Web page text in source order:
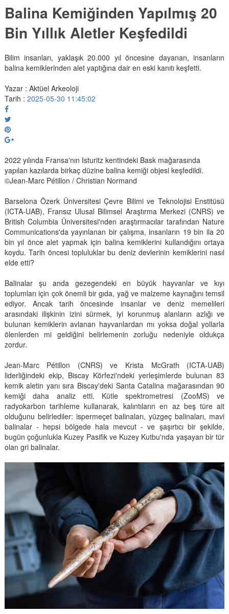
Balina Kemiğinden Yapılmış 20
Bin Yıllık Aletler Keşfedildi
Bilim insanları, yaklaşık 20.000 yıl öncesine dayanan, insanların
balina kemiklerinden alet yaptığına dair en eski kanıtı keşfetti.
Yazar : Aktüel Arkeoloji
Tarih : 2025-05-30 11:45:02
2022 yılında Fransa'nın Isturitz kentindeki Bask mağarasında
yapılan kazılarda birkaç düzine balina kemiği objesi keşfedildi.
©Jean-Marc Pétillon / Christian Normand
Barselona Özerk Üniversitesi Çevre Bilimi ve Teknolojisi Enstitüsü
(ICTA-UAB), Fransız Ulusal Bilimsel Araştırma Merkezi (CNRS) ve
British Columbia Üniversitesi'nden araştırmacılar tarafından Nature
Communications'da yayınlanan bir çalışma, insanların 19 bin ila 20
bin yıl önce alet yapmak için balina kemiklerini kullandığını ortaya
koydu. Tarih öncesi topluluklar bu deniz devlerinin kemiklerini nasıl
elde etti?
Balinalar şu anda gezegendeki en büyük hayvanlar ve kıyı
toplumları için çok önemli bir gıda, yağ ve malzeme kaynağını temsil
ediyor. Ancak tarih öncesinde insanlar ve deniz memelileri
arasındaki ilişkinin izini sürmek, iyi korunmuş alanların azlığı ve
bulunan kemiklerin avlanan hayvanlardan mı yoksa doğal yollarla
ölenlerden mi geldiğini belirlemenin zorluğu nedeniyle oldukça
zordur.
Jean-Marc Pétillon (CNRS) ve Krista McGrath (ICTA-UAB)
liderliğindeki ekip, Biscay Körfezi'ndeki yerleşimlerde bulunan 83
kemik aletin yanı sıra Biscay'deki Santa Catalina mağarasından 90
kemiği daha analiz etti. Kütle spektrometresi (ZooMS) ve
radyokarbon tarihleme kullanarak, kalıntıların en az beş türe ait
olduğunu belirlediler: ispermeçet balinaları, yüzgeç balinaları, mavi
balinalar - hepsi bölgede hala mevcut - ve şaşırtıcı bir şekilde,
bugün çoğunlukla Kuzey Pasifik ve Kuzey Kutbu'nda yaşayan bir tür
olan gri balinalar.